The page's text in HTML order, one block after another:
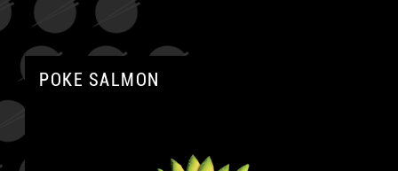
POKE SALMON